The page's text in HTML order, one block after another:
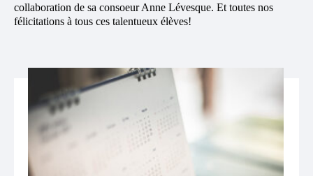
collaboration de sa consoeur Anne Lévesque. Et toutes nos
félicitations à tous ces talentueux élèves!